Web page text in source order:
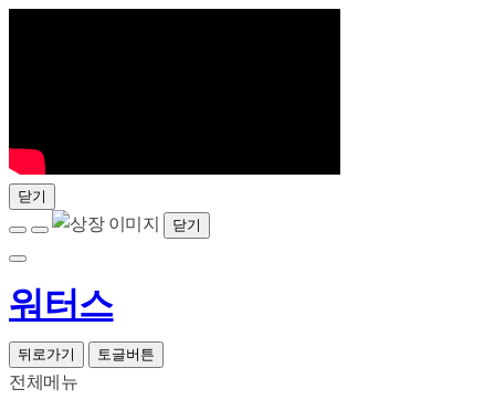
닫기
닫기
워터스
뒤로가기 토글버튼
전체메뉴